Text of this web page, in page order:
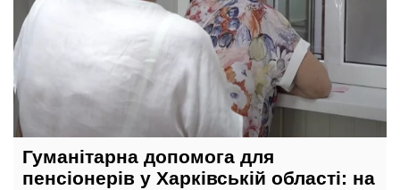
Гуманітарна допомога для
пенсіонерів у Харківській області: на